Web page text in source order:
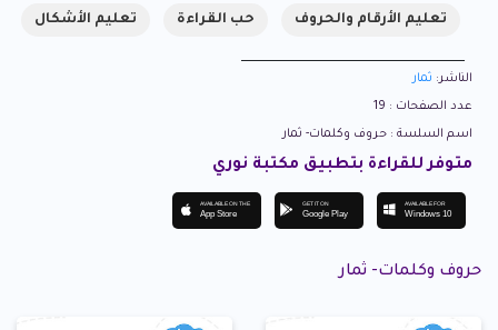
تعليم الأرقام والحروف حب القراءة تعليم الأشكال
الناشر: ثمار
عدد الصفحات : 19
اسم السلسة : حروف وكلمات- ثمار
متوفر للقراءة بتطبيق مكتبة نوري
AVAILABLE ON THE
App Store
GET IT ON
Google Play
AVAILABLE FOR
Windows 10
حروف وكلمات- ثمار